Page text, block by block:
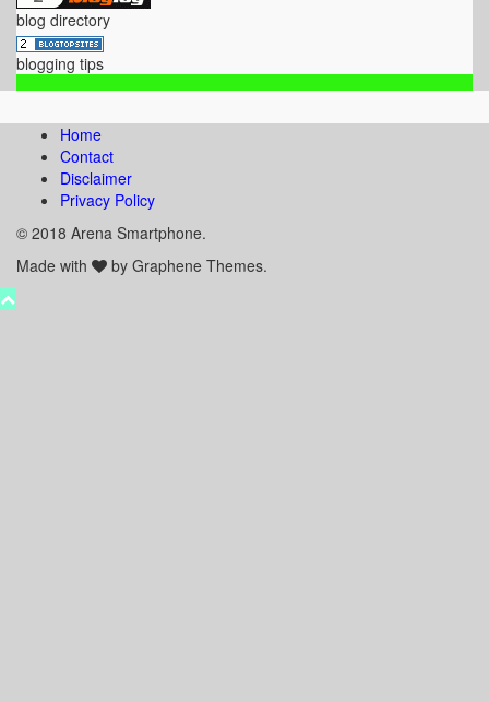
blog directory
blogging tips
Home
Contact
Disclaimer
Privacy Policy
© 2018 Arena Smartphone.
Made with
by Graphene Themes.